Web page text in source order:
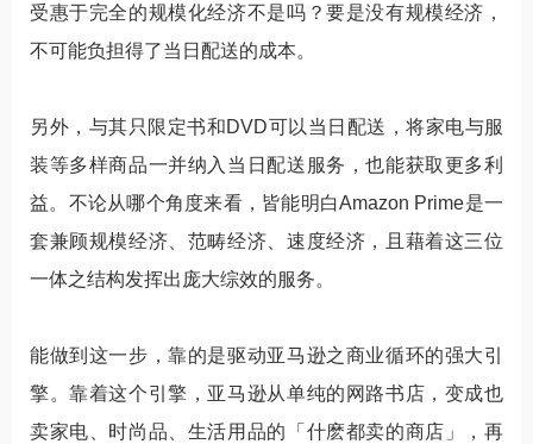
受惠于完全的规模化经济不是吗？要是没有规模经济，
不可能负担得了当日配送的成本。
另外，与其只限定书和DVD可以当日配送，将家电与服
装等多样商品一并纳入当日配送服务，也能获取更多利
益。不论从哪个角度来看，皆能明白Amazon Prime是一
套兼顾规模经济、范畴经济、速度经济，且藉着这三位
一体之结构发挥出庞大综效的服务。
能做到这一步，靠的是驱动亚马逊之商业循环的强大引
擎。靠着这个引擎，亚马逊从单纯的网路书店，变成也
卖家电、时尚品、生活用品的「什麽都卖的商店」，再